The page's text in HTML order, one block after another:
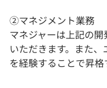
②マネジメント業務
マネジャーは上記の
いただきます。また
を経験することで昇格